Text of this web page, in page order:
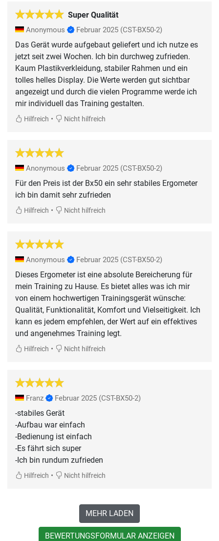
Super Qualität
Anonymous Februar 2025 (CST-BX50-2)
Das Gerät wurde aufgebaut geliefert und ich nutze es
jetzt seit zwei Wochen. Ich bin durchweg zufrieden.
Kaum Plastikverkleidung, stabiler Rahmen und ein
tolles helles Display. Die Werte werden gut sichtbar
angezeigt und durch die vielen Programme werde ich
mir individuell das Training gestalten.
Hilfreich • Nicht hilfreich
Anonymous Februar 2025 (CST-BX50-2)
Für den Preis ist der Bx50 ein sehr stabiles Ergometer
ich bin damit sehr zufrieden
Hilfreich • Nicht hilfreich
Anonymous Februar 2025 (CST-BX50-2)
Dieses Ergometer ist eine absolute Bereicherung für
mein Training zu Hause. Es bietet alles was ich mir
von einem hochwertigen Trainingsgerät wünsche:
Qualität, Funktionalität, Komfort und Vielseitigkeit. Ich
kann es jedem empfehlen, der Wert auf ein effektives
und angenehmes Training legt.
Hilfreich • Nicht hilfreich
Franz Februar 2025 (CST-BX50-2)
-stabiles Gerät
-Aufbau war einfach
-Bedienung ist einfach
-Es fährt sich super
-Ich bin rundum zufrieden
Hilfreich • Nicht hilfreich
MEHR LADEN
BEWERTUNGSFORMULAR ANZEIGEN